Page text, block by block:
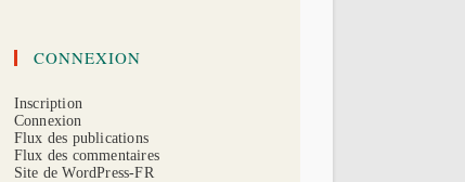
CONNEXION
Inscription
Connexion
Flux des publications
Flux des commentaires
Site de WordPress-FR